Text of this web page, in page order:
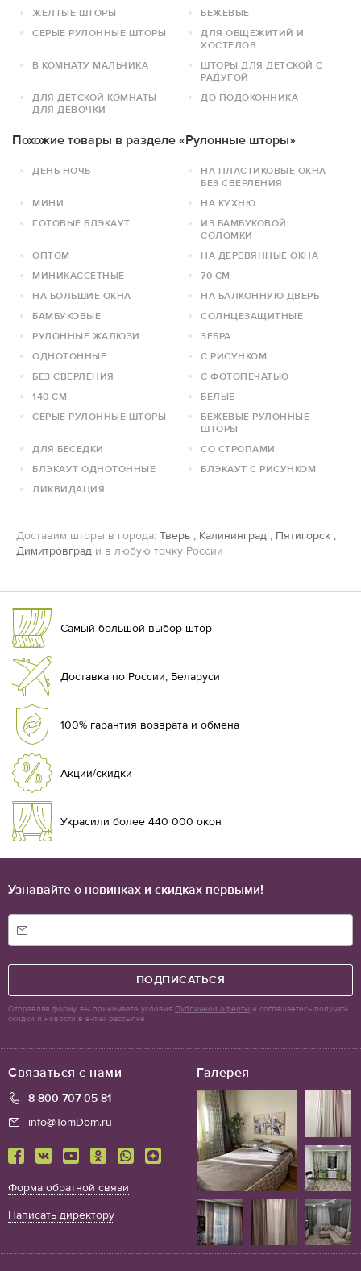
ЖЕЛТЫЕ ШТОРЫ
БЕЖЕВЫЕ
СЕРЫЕ РУЛОННЫЕ ШТОРЫ
ДЛЯ ОБЩЕЖИТИЙ И
ХОСТЕЛОВ
В КОМНАТУ МАЛЬЧИКА
ШТОРЫ ДЛЯ ДЕТСКОЙ С
РАДУГОЙ
ДЛЯ ДЕТСКОЙ КОМНАТЫ
ДЛЯ ДЕВОЧКИ
ДО ПОДОКОННИКА
Похожие товары в разделе «Рулонные шторы»
ДЕНЬ НОЧЬ
НА ПЛАСТИКОВЫЕ ОКНА
БЕЗ СВЕРЛЕНИЯ
МИНИ
НА КУХНЮ
ГОТОВЫЕ БЛЭКАУТ
ИЗ БАМБУКОВОЙ
СОЛОМКИ
ОПТОМ
НА ДЕРЕВЯННЫЕ ОКНА
МИНИКАССЕТНЫЕ
70 СМ
НА БОЛЬШИЕ ОКНА
НА БАЛКОННУЮ ДВЕРЬ
БАМБУКОВЫЕ
СОЛНЦЕЗАЩИТНЫЕ
РУЛОННЫЕ ЖАЛЮЗИ
ЗЕБРА
ОДНОТОННЫЕ
С РИСУНКОМ
БЕЗ СВЕРЛЕНИЯ
С ФОТОПЕЧАТЬЮ
140 СМ
БЕЛЫЕ
СЕРЫЕ РУЛОННЫЕ ШТОРЫ
БЕЖЕВЫЕ РУЛОННЫЕ
ШТОРЫ
ДЛЯ БЕСЕДКИ
СО СТРОПАМИ
БЛЭКАУТ ОДНОТОННЫЕ
БЛЭКАУТ С РИСУНКОМ
ЛИКВИДАЦИЯ
Доставим шторы в города: Тверь , Калининград , Пятигорск ,
Димитровград и в любую точку России
Самый большой выбор штор
Доставка по России, Беларуси
100% гарантия возврата и обмена
Акции/скидки
Украсили более 440 000 окон
Галерея
Связаться с нами
8-800-707-05-81
info@TomDom.ru
Форма обратной связи
Написать директору
Узнавайте о новинках и скидках первыми!
ПОДПИСАТЬСЯ
Отправляя форму, вы принимаете условия Публичной оферты и соглашаетесь получать
скидки и новости в e-mail рассылке